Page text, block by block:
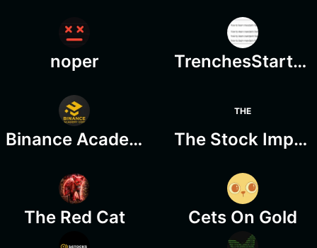
noper TrenchesStarterPack
Binance Academy Coin
THE
The Stock Impaler
The Red Cat Cets On Gold